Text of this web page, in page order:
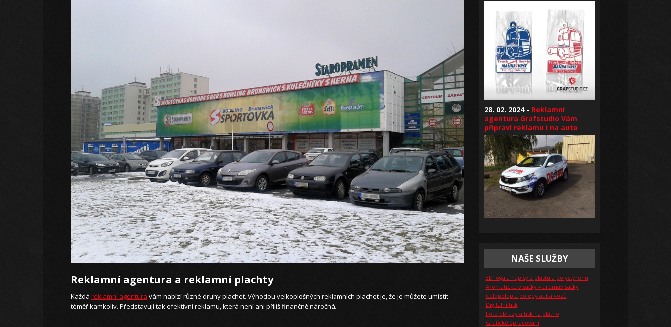
Reklamní agentura a reklamní plachty
Každá reklamní agentura vám nabízí různé druhy plachet. Výhodou velkoplošných reklamních plachet je, že je můžete umístit
téměř kamkoliv. Představují tak efektivní reklamu, která není ani příliš finančně náročná.
28. 02. 2024 - Reklamní
agentura Grafstudio Vám
připraví reklamu i na auto
NAŠE SLUŽBY
3D loga a nápisy z plastu a polystyrenu
Aromatické visačky – aromavisačky
Celopolep a polepy aut a vozů
Digitální tisk
Foto obrazy a tisk na plátno
Grafické zpracování